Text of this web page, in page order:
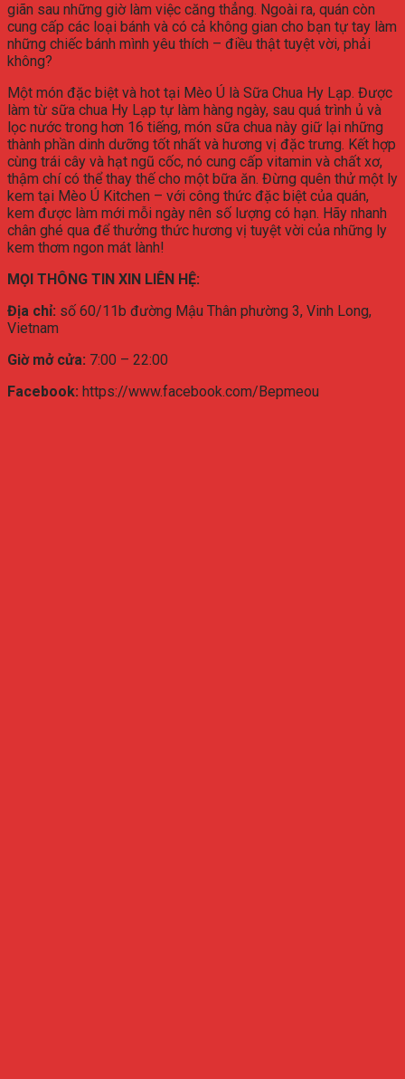
giãn sau những giờ làm việc căng thẳng. Ngoài ra, quán còn
cung cấp các loại bánh và có cả không gian cho bạn tự tay làm
những chiếc bánh mình yêu thích – điều thật tuyệt vời, phải
không?
Một món đặc biệt và hot tại Mèo Ú là Sữa Chua Hy Lạp. Được
làm từ sữa chua Hy Lạp tự làm hàng ngày, sau quá trình ủ và
lọc nước trong hơn 16 tiếng, món sữa chua này giữ lại những
thành phần dinh dưỡng tốt nhất và hương vị đặc trưng. Kết hợp
cùng trái cây và hạt ngũ cốc, nó cung cấp vitamin và chất xơ,
thậm chí có thể thay thế cho một bữa ăn. Đừng quên thử một ly
kem tại Mèo Ú Kitchen – với công thức đặc biệt của quán,
kem được làm mới mỗi ngày nên số lượng có hạn. Hãy nhanh
chân ghé qua để thưởng thức hương vị tuyệt vời của những ly
kem thơm ngon mát lành!
MỌI THÔNG TIN XIN LIÊN HỆ:
Địa chỉ: số 60/11b đường Mậu Thân phường 3, Vinh Long,
Vietnam
Giờ mở cửa: 7:00 – 22:00
Facebook: https://www.facebook.com/Bepmeou